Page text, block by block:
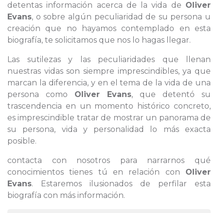
detentas información acerca de la vida de Oliver
Evans, o sobre algún peculiaridad de su persona u
creación que no hayamos contemplado en esta
biografía, te solicitamos que nos lo hagas llegar.
Las sutilezas y las peculiaridades que llenan
nuestras vidas son siempre imprescindibles, ya que
marcan la diferencia, y en el tema de la vida de una
persona como Oliver Evans, que detentó su
trascendencia en un momento histórico concreto,
es imprescindible tratar de mostrar un panorama de
su persona, vida y personalidad lo más exacta
posible.
contacta con nosotros para narrarnos qué
conocimientos tienes tú en relación con Oliver
Evans. Estaremos ilusionados de perfilar esta
biografía con más información.